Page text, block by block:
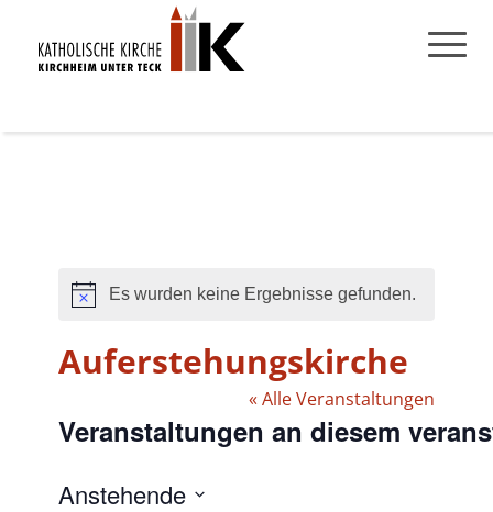
Hinweis
Es wurden keine Ergebnisse gefunden.
Auferstehungskirche
« Alle Veranstaltungen
Veranstaltungen an diesem
Anstehende